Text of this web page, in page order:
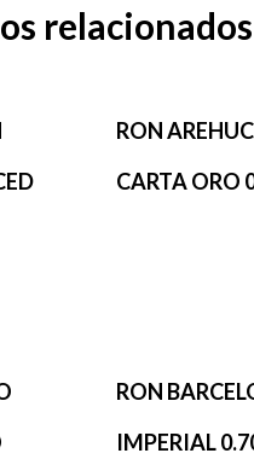
relacionados
RON
CARTA ORO
RON
IMPERIAL